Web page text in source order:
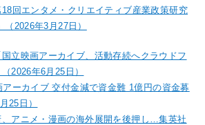
18回エンタメ・クリエイティブ産業政策研究
2026年3月27日）
国立映画アーカイブ、活動存続へクラウドフ
2026年6月25日）
アーカイブ 交付金減で資金難 1億円の資金募
25日）
、アニメ・漫画の海外展開を後押し…集英社